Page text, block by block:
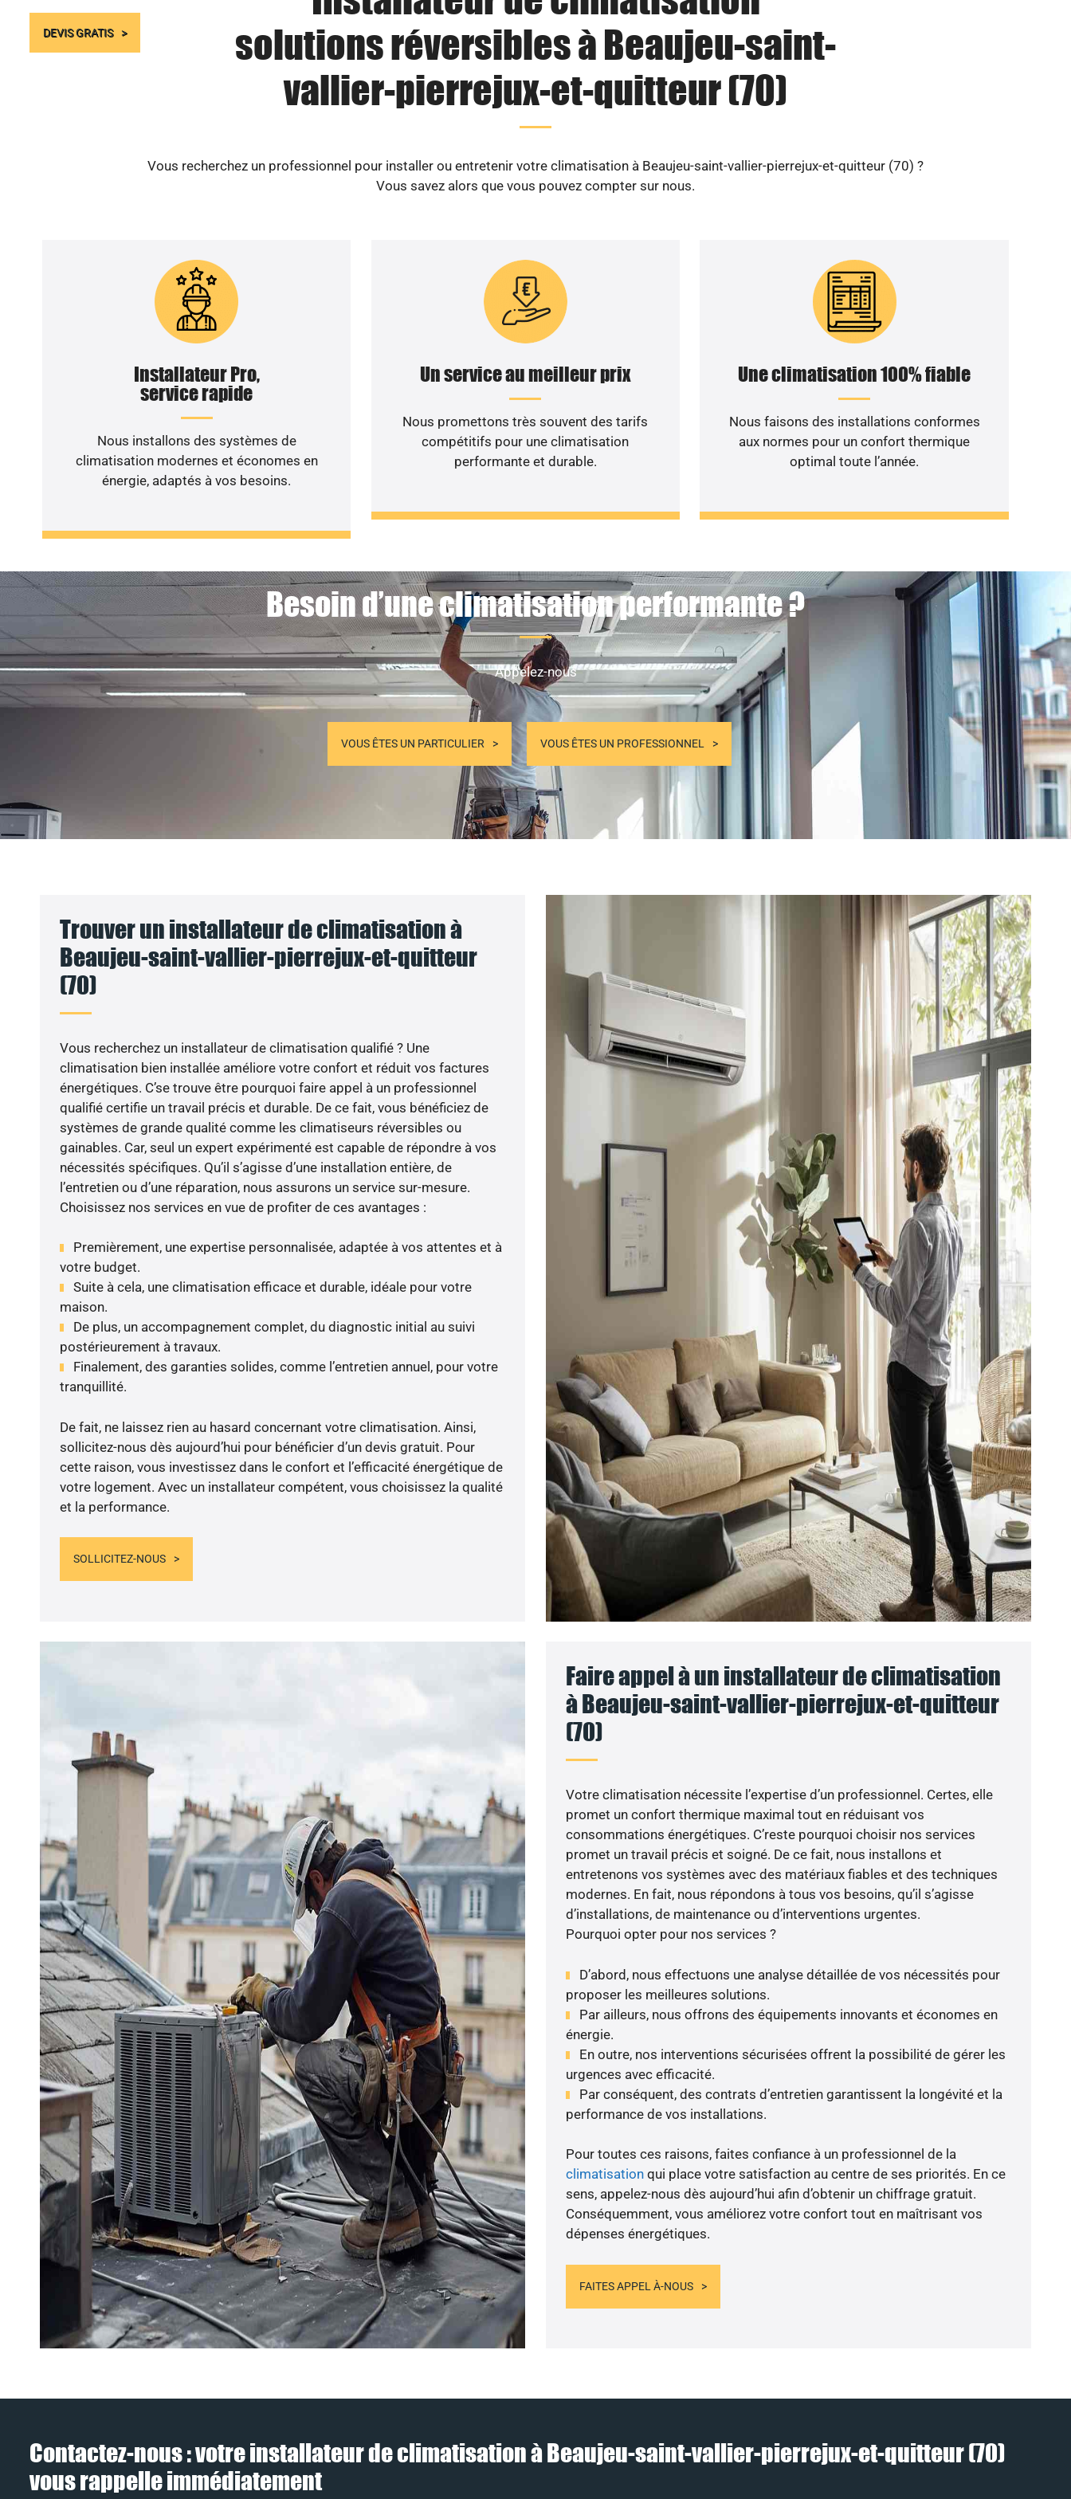
DEVIS GRATIS
solutions réversibles à Beaujeu-saint-
vallier-pierrejux-et-quitteur (70)
Vous recherchez un professionnel pour installer ou entretenir votre climatisation à Beaujeu-saint-vallier-pierrejux-et-quitteur (70) ?
Vous savez alors que vous pouvez compter sur nous.
Installateur Pro,
service rapide
Nous installons des systèmes de
climatisation modernes et économes en
énergie, adaptés à vos besoins.
Un service au meilleur prix
Nous promettons très souvent des tarifs
compétitifs pour une climatisation
performante et durable.
Une climatisation 100% fiable
Nous faisons des installations conformes
aux normes pour un confort thermique
optimal toute l’année.
Besoin d’une climatisation performante ?
Appelez-nous
VOUS ÊTES UN PARTICULIER VOUS ÊTES UN PROFESSIONNEL
Trouver un installateur de climatisation à
Beaujeu-saint-vallier-pierrejux-et-quitteur
(70)
Vous recherchez un installateur de climatisation qualifié ? Une
climatisation bien installée améliore votre confort et réduit vos factures
énergétiques. C’se trouve être pourquoi faire appel à un professionnel
qualifié certifie un travail précis et durable. De ce fait, vous bénéficiez de
systèmes de grande qualité comme les climatiseurs réversibles ou
gainables. Car, seul un expert expérimenté est capable de répondre à vos
nécessités spécifiques. Qu’il s’agisse d’une installation entière, de
l’entretien ou d’une réparation, nous assurons un service sur-mesure.
Choisissez nos services en vue de profiter de ces avantages :
Premièrement, une expertise personnalisée, adaptée à vos attentes et à
votre budget.
Suite à cela, une climatisation efficace et durable, idéale pour votre
maison.
De plus, un accompagnement complet, du diagnostic initial au suivi
postérieurement à travaux.
Finalement, des garanties solides, comme l’entretien annuel, pour votre
tranquillité.
De fait, ne laissez rien au hasard concernant votre climatisation. Ainsi,
sollicitez-nous dès aujourd’hui pour bénéficier d’un devis gratuit. Pour
cette raison, vous investissez dans le confort et l’efficacité énergétique de
votre logement. Avec un installateur compétent, vous choisissez la qualité
et la performance.
SOLLICITEZ-NOUS
Faire appel à un installateur de climatisation
à Beaujeu-saint-vallier-pierrejux-et-quitteur
(70)
Votre climatisation nécessite l’expertise d’un professionnel. Certes, elle
promet un confort thermique maximal tout en réduisant vos
consommations énergétiques. C’reste pourquoi choisir nos services
promet un travail précis et soigné. De ce fait, nous installons et
entretenons vos systèmes avec des matériaux fiables et des techniques
modernes. En fait, nous répondons à tous vos besoins, qu’il s’agisse
d’installations, de maintenance ou d’interventions urgentes.
Pourquoi opter pour nos services ?
D’abord, nous effectuons une analyse détaillée de vos nécessités pour
proposer les meilleures solutions.
Par ailleurs, nous offrons des équipements innovants et économes en
énergie.
En outre, nos interventions sécurisées offrent la possibilité de gérer les
urgences avec efficacité.
Par conséquent, des contrats d’entretien garantissent la longévité et la
performance de vos installations.
Pour toutes ces raisons, faites confiance à un professionnel de la
climatisationqui place votre satisfaction au centre de ses priorités. En ce
sens, appelez-nous dès aujourd’hui afin d’obtenir un chiffrage gratuit.
Conséquemment, vous améliorez votre confort tout en maîtrisant vos
dépenses énergétiques.
FAITES APPEL À-NOUS
Contactez-nous : votre installateur de climatisation à Beaujeu-saint-vallier-pierrejux-et-quitteur (70)
vous rappelle immédiatement